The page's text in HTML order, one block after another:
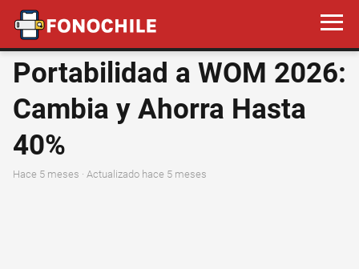
Portabilidad a WOM 2026:
Cambia y Ahorra Hasta
40%
hace 5 meses · Actualizado hace 5 meses